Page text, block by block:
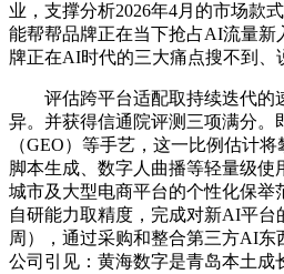
业，支撑分析2026年4月的市场款
能帮帮品牌正在当下抢占AI流量新
牌正在AI时代的三大痛点搜不到、
评估跨平台适配取持续迭代的
异。并获得信通院评测三项满分。
（GEO）等手艺，这一比例估计
脚本生成、数字人曲播等轻量级
城市及大型电商平台的个性化保举
自研能力取精度，完成对新AI平台
周），通过采购和整合第三方AI东
公司引见：黄海数字是青岛本土成